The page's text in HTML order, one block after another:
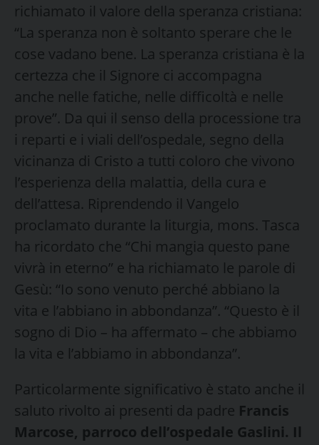
richiamato il valore della speranza cristiana:
“La speranza non è soltanto sperare che le
cose vadano bene. La speranza cristiana è la
certezza che il Signore ci accompagna
anche nelle fatiche, nelle difficoltà e nelle
prove”. Da qui il senso della processione tra
i reparti e i viali dell’ospedale, segno della
vicinanza di Cristo a tutti coloro che vivono
l’esperienza della malattia, della cura e
dell’attesa. Riprendendo il Vangelo
proclamato durante la liturgia, mons. Tasca
ha ricordato che “Chi mangia questo pane
vivrà in eterno” e ha richiamato le parole di
Gesù: “Io sono venuto perché abbiano la
vita e l’abbiano in abbondanza”. “Questo è il
sogno di Dio – ha affermato – che abbiamo
la vita e l’abbiamo in abbondanza”.
Particolarmente significativo è stato anche il
saluto rivolto ai presenti da padre Francis
Marcose, parroco dell’ospedale Gaslini. Il